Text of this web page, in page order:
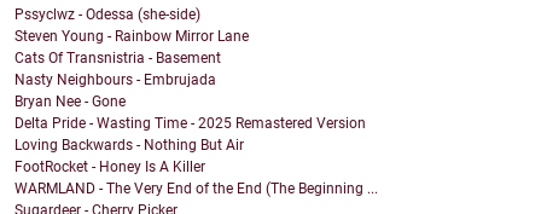
Pssyclwz - Odessa (she-side)
Steven Young - Rainbow Mirror Lane
Cats Of Transnistria - Basement
Nasty Neighbours - Embrujada
Bryan Nee - Gone
Delta Pride - Wasting Time - 2025 Remastered Version
Loving Backwards - Nothing But Air
FootRocket - Honey Is A Killer
WARMLAND - The Very End of the End (The Beginning ...
Sugardeer - Cherry Picker